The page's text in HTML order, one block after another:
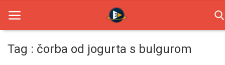
Tag : čorba od jogurta s bulgurom